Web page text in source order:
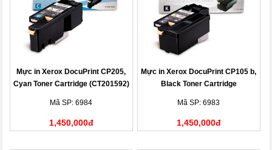
Mực in Xerox DocuPrint CP205,
Cyan Toner Cartridge (CT201592)
Mã SP: 6984
1,450,000đ
Mực in Xerox DocuPrint CP105 b,
Black Toner Cartridge
Mã SP: 6983
1,450,000đ